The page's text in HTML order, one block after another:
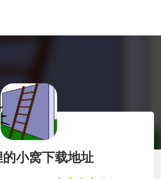
小窝下载地址